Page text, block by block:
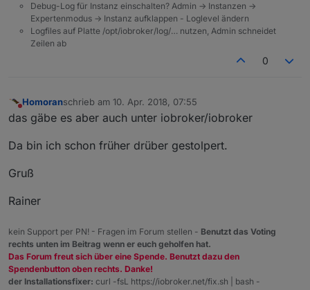
Debug-Log für Instanz einschalten? Admin -> Instanzen ->
Expertenmodus -> Instanz aufklappen - Loglevel ändern
Logfiles auf Platte /opt/iobroker/log/… nutzen, Admin schneidet
Zeilen ab
0
Nicht stören
Homoranschrieb am 10. Apr. 2018, 07:55
zuletzt editiert von
das gäbe es aber auch unter iobroker/iobroker
Da bin ich schon früher drüber gestolpert.
Gruß
Rainer
kein Support per PN! - Fragen im Forum stellen - Benutzt das Voting
rechts unten im Beitrag wenn er euch geholfen hat.
Das Forum freut sich über eine Spende. Benutzt dazu den
Spendenbutton oben rechts. Danke!
der Installationsfixer: curl -fsL https://iobroker.net/fix.sh | bash -